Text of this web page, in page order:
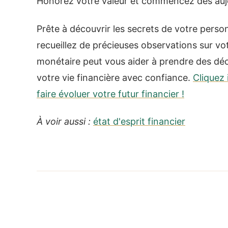
Prête à découvrir les secrets de votre
recueillez de précieuses observations sur
monétaire peut vous aider à prendre des
votre vie financière avec confiance.
faire évoluer votre futur financier !
À voir aussi : état d'esprit financier